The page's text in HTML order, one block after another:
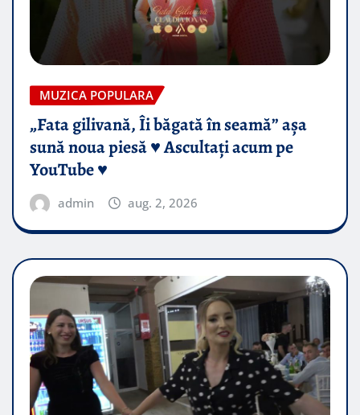
MUZICA POPULARA
„Fata gilivană, Îi băgată în seamă” așa
sună noua piesă ♥️ Ascultați acum pe
YouTube ♥️
admin aug. 2, 2026